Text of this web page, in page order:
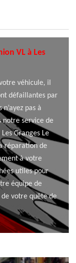
VL à Les
véhicule, il
défaillantes par
pas à
notre service de
Granges Le
réparation de
à votre
utiles pour
équipe de
votre quête de